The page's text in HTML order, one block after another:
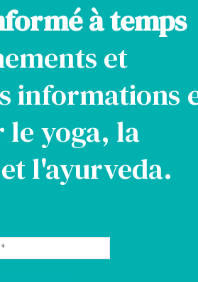
à temps
et
informations
le yoga, la
l'ayurveda.
*